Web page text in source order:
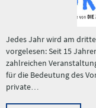
Jedes Jahr wird am
vorgelesen: Seit 15
zahlreichen
für die Bedeutung des
private…